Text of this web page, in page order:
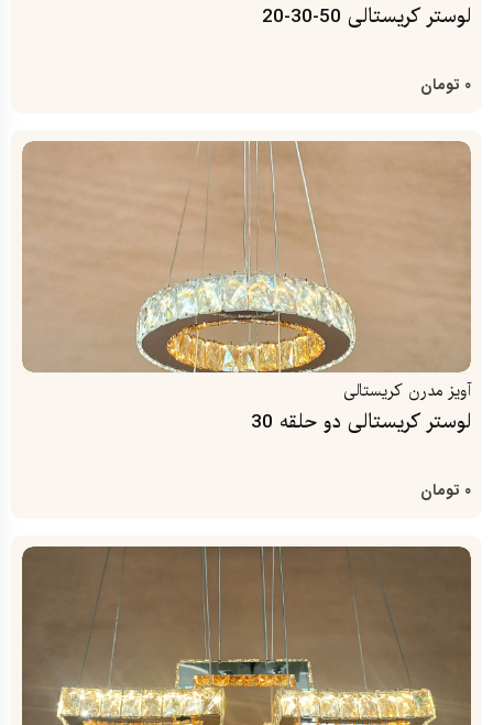
لوستر کریستالی 50-30-20
0 تومان
آویز مدرن کریستالی
لوستر کریستالی دو حلقه 30
0 تومان